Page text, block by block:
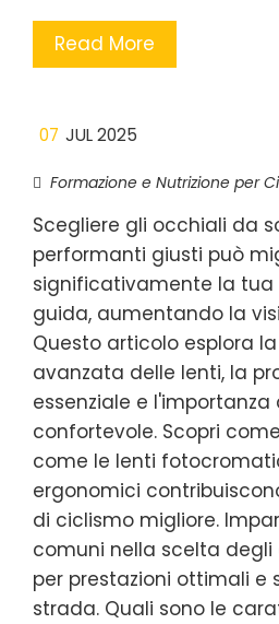
Read More
07 JUL 2025
Formazione e Nutrizione per
Scegliere gli occhiali da
performanti giusti può
significativamente la tua
guida, aumentando la
Questo articolo esplora
avanzata delle lenti, la
essenziale e
confortevole. Scopri
come le lenti
ergonomici
di ciclismo migliore.
comuni nella scelta
per prestazioni ottimali e
strada. Quali sono le